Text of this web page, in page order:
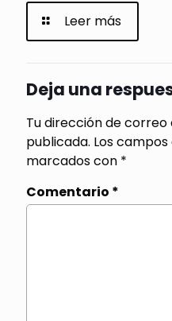
Leer más
Deja una
Tu dirección de
publicada. Los
marcados con *
Comentario *